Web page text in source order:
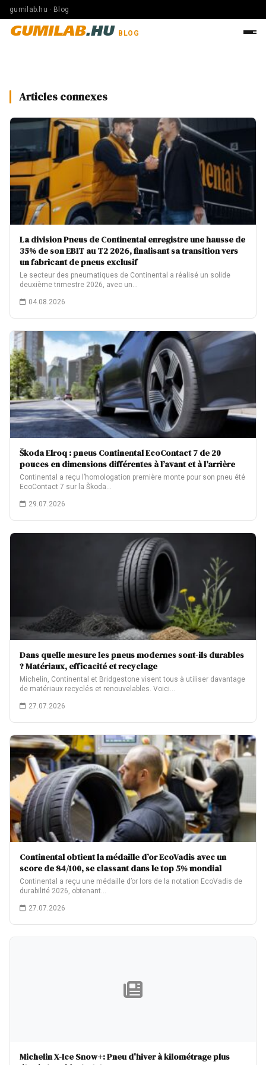
gumilab.hu · Blog
GUMILAB.HU BLOG
Articles connexes
La division Pneus de Continental enregistre une hausse de
35% de son EBIT au T2 2026, finalisant sa transition vers
un fabricant de pneus exclusif
Le secteur des pneumatiques de Continental a réalisé un solide
deuxième trimestre 2026, avec un…
04.08.2026
Škoda Elroq : pneus Continental EcoContact 7 de 20
pouces en dimensions différentes à l’avant et à l’arrière
Continental a reçu l’homologation première monte pour son pneu été
EcoContact 7 sur la Škoda…
29.07.2026
Dans quelle mesure les pneus modernes sont-ils durables
? Matériaux, efficacité et recyclage
Michelin, Continental et Bridgestone visent tous à utiliser davantage
de matériaux recyclés et renouvelables. Voici…
27.07.2026
Continental obtient la médaille d’or EcoVadis avec un
score de 84/100, se classant dans le top 5% mondial
Continental a reçu une médaille d’or lors de la notation EcoVadis de
durabilité 2026, obtenant…
27.07.2026
Michelin X-Ice Snow+: Pneu d'hiver à kilométrage plus